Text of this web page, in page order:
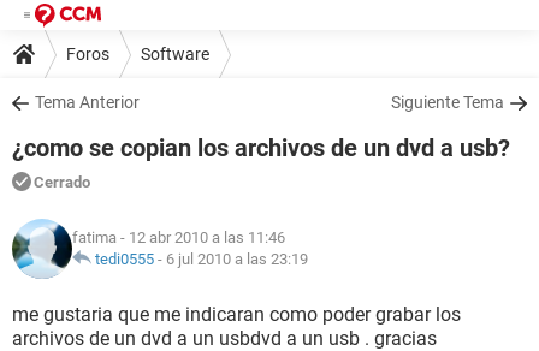
Foros Software
Tema Anterior Siguiente Tema
¿como se copian los archivos de un dvd a usb?
Cerrado
fatima - 12 abr 2010 a las 11:46
tedi0555 - 6 jul 2010 a las 23:19
me gustaria que me indicaran como poder grabar los
archivos de un dvd a un usbdvd a un usb . gracias